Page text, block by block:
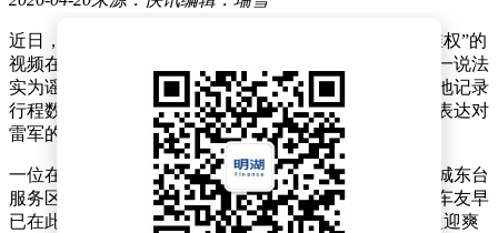
近日，一则关于小米集团创始人雷军在休息区被“堵车维权”的
视频在网络上引发广泛关注。然而，经过多方核实，这一说法
实为谣言。据现场视频显示，雷军当时正坐在车内专注地记录
行程数据，周围聚集的是热情的米粉和车友，他们纷纷表达对
雷军的欢迎。
一位在现场的博主详细描述了当时的情景：雷军抵达盐城东台
服务区后，正在车内处理事务，来自江苏各地的米粉和车友早
已在此等候。他们不仅制作了欢迎横幅，还齐声高呼“欢迎爽